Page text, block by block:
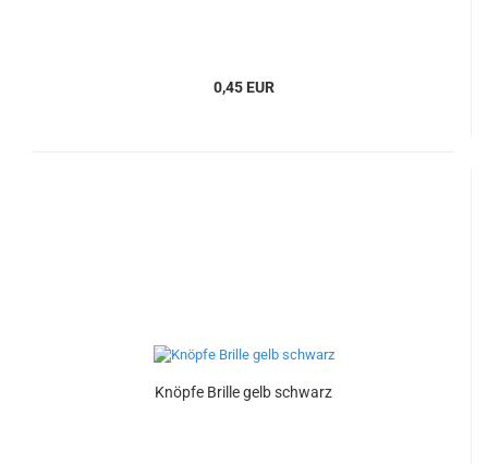
0,45 EUR
Knöpfe Brille gelb schwarz